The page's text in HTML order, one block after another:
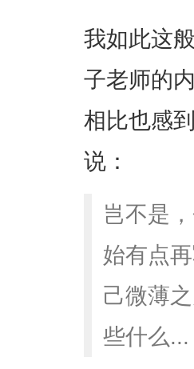
我如此这
子老师的
相比也感
说：
岂不是
始有点
己微薄
些什么...